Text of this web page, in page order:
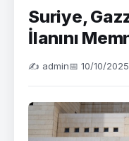
Suriye,
İlanını
✍️ admin📅 10/10/2025